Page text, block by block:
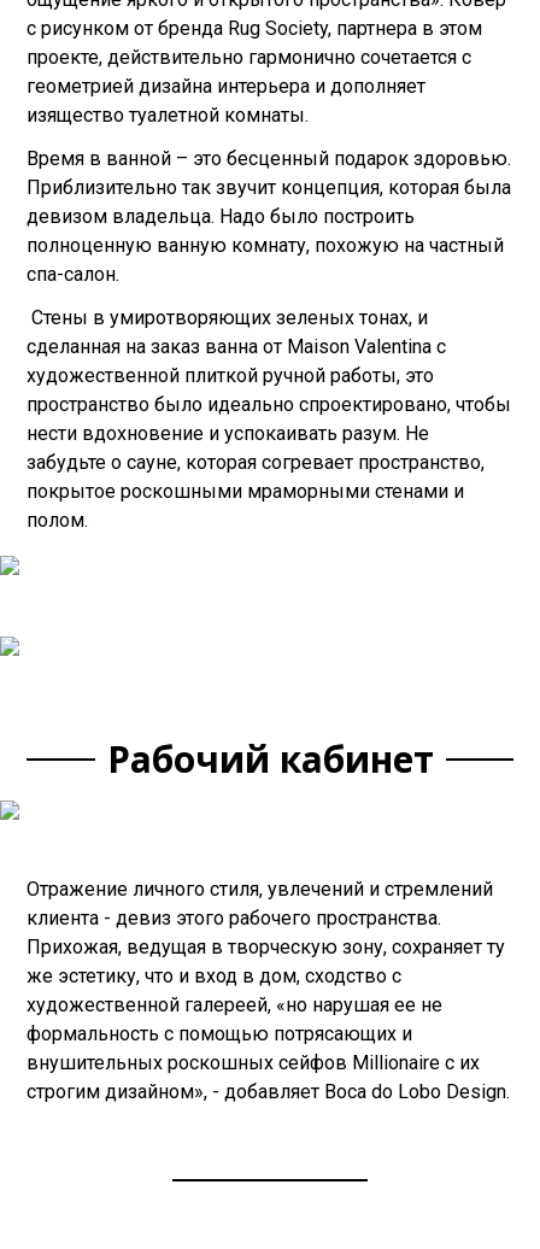
с рисунком от бренда Rug Society, партнера в этом
проекте, действительно гармонично сочетается с
геометрией дизайна интерьера и дополняет
изящество туалетной комнаты.
Время в ванной – это бесценный подарок здоровью.
Приблизительно так звучит концепция, которая была
девизом владельца. Надо было построить
полноценную ванную комнату, похожую на частный
спа-салон.
Стены в умиротворяющих зеленых тонах, и
сделанная на заказ ванна от Maison Valentina с
художественной плиткой ручной работы, это
пространство было идеально спроектировано, чтобы
нести вдохновение и успокаивать разум. Не
забудьте о сауне, которая согревает пространство,
покрытое роскошными мраморными стенами и
полом.
Рабочий кабинет
Отражение личного стиля, увлечений и стремлений
клиента - девиз этого рабочего пространства.
Прихожая, ведущая в творческую зону, сохраняет ту
же эстетику, что и вход в дом, сходство с
художественной галереей, «но нарушая ее не
формальность с помощью потрясающих и
внушительных роскошных сейфов Millionaire с их
строгим дизайном», - добавляет Boca do Lobo Design.